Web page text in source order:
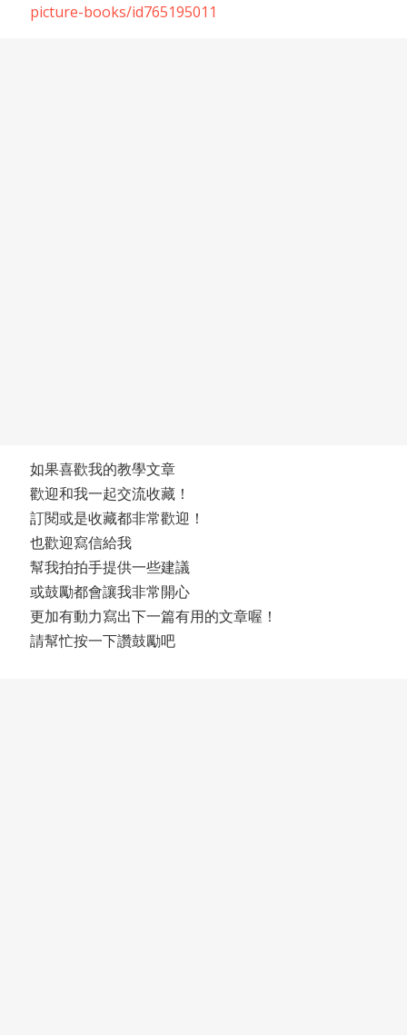
picture-books/id765195011
如果喜歡我的教學文章
歡迎和我一起交流收藏！
訂閱或是收藏都非常歡迎！
也歡迎寫信給我
幫我拍拍手提供一些建議
或鼓勵都會讓我非常開心
更加有動力寫出下一篇有用的文章喔！
請幫忙按一下讚鼓勵吧